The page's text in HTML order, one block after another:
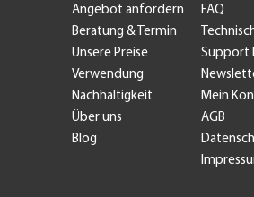
Angebot anfordern
Beratung & Termin
Unsere Preise
Verwendung
Nachhaltigkeit
Über uns
Blog
FAQ
Support
Mein
AGB